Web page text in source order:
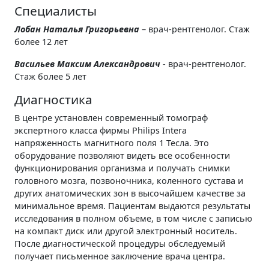
Специалисты
Лобан Наталья Григорьевна – врач-рентгенолог. Стаж
более 12 лет
Васильев Максим Александрович - врач-рентгенолог.
Стаж более 5 лет
Диагностика
В центре установлен современный томограф
экспертного класса фирмы Philips Intera
напряженность магнитного поля 1 Тесла. Это
оборудование позволяют видеть все особенности
функционирования организма и получать снимки
головного мозга, позвоночника, коленного сустава и
других анатомических зон в высочайшем качестве за
минимальное время. Пациентам выдаются результаты
исследования в полном объеме, в том числе с записью
на компакт диск или другой электронный носитель.
После диагностической процедуры обследуемый
получает письменное заключение врача центра.